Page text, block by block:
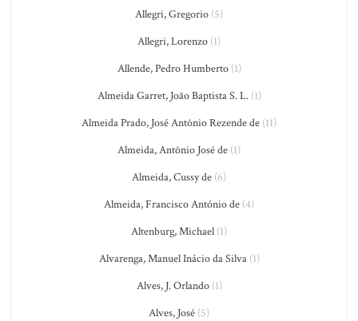
Allegri, Gregorio (5)
Allegri, Lorenzo (1)
Allende, Pedro Humberto(1)
Almeida Garret, João Baptista S. L.(1)
Almeida Prado, José Antônio Rezende de (11)
Almeida, Antônio José de (1)
Almeida, Cussy de (6)
Almeida, Francisco António de (4)
Altenburg, Michael (1)
Alvarenga, Manuel Inácio da Silva(1)
Alves, J. Orlando(1)
Alves, José (5)